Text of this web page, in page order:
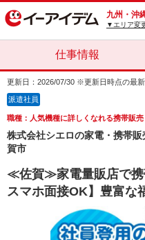
九州・沖
▼エリア変
仕事情報
更新日：2026/07/30 ※更新日時点の最
派遣社員
職種：人気機種に詳しくなれる携帯販
株式会社シエロの家電・携帯
賀市
≪佐賀≫家電量販店で携
スマホ面接OK】豊富な